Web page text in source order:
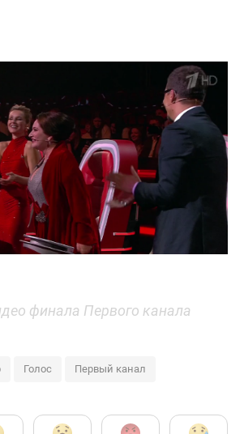
финала Первого канала
Голос Первый канал